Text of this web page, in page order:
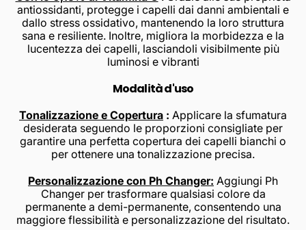
antiossidanti, protegge i capelli dai danni ambientali e
dallo stress ossidativo, mantenendo la loro struttura
sana e resiliente. Inoltre, migliora la morbidezza e la
lucentezza dei capelli, lasciandoli visibilmente più
luminosi e vibranti
Modalità d'uso
Tonalizzazione e Copertura : Applicare la sfumatura
desiderata seguendo le proporzioni consigliate per
garantire una perfetta copertura dei capelli bianchi o
per ottenere una tonalizzazione precisa.
Personalizzazione con Ph Changer: Aggiungi Ph
Changer per trasformare qualsiasi colore da
permanente a demi-permanente, consentendo una
maggiore flessibilità e personalizzazione del risultato.